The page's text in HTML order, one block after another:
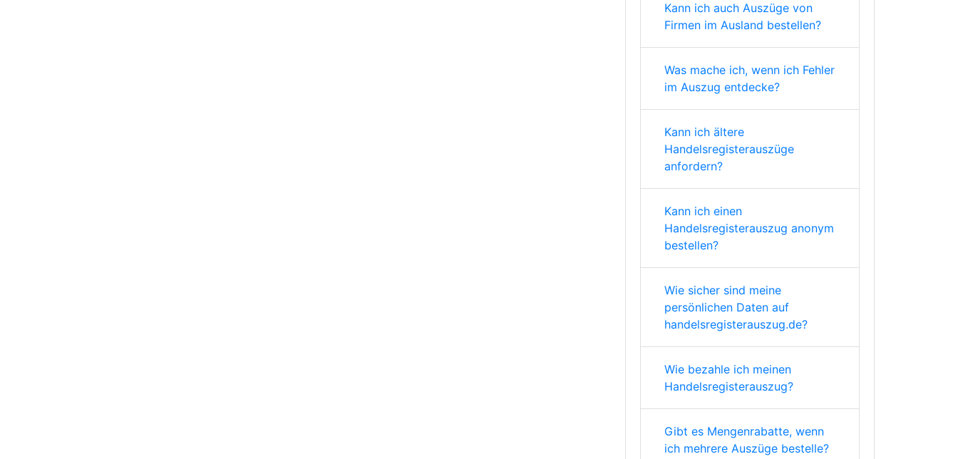
Kann ich auch Auszüge von
Firmen im Ausland bestellen?
Was mache ich, wenn ich Fehler
im Auszug entdecke?
Kann ich ältere
Handelsregisterauszüge
anfordern?
Kann ich einen
Handelsregisterauszug anonym
bestellen?
Wie sicher sind meine
persönlichen Daten auf
handelsregisterauszug.de?
Wie bezahle ich meinen
Handelsregisterauszug?
Gibt es Mengenrabatte, wenn
ich mehrere Auszüge bestelle?